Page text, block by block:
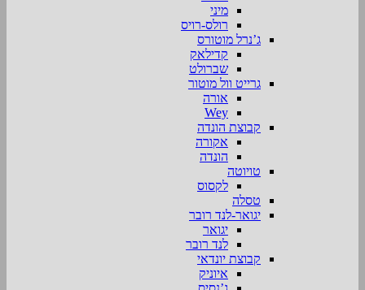
מיני
רולס-רויס
ג’נרל מוטורס
קדילאק
שברולט
גרייט וול מוטור
אורה
Wey
קבוצת הונדה
אקורה
הונדה
טויוטה
לקסוס
טסלה
יגואר-לנד רובר
יגואר
לנד רובר
קבוצת יונדאי
איוניק